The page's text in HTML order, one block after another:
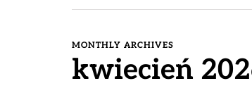
MONTHLY ARCHIVES
kwiecień